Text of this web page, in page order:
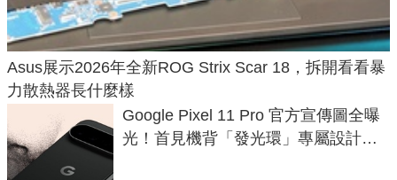
Asus展示2026年全新ROG Strix Scar 18，拆開看看暴
力散熱器長什麼樣
Google Pixel 11 Pro 官方宣傳圖全曝
光！首見機背「發光環」專屬設計、